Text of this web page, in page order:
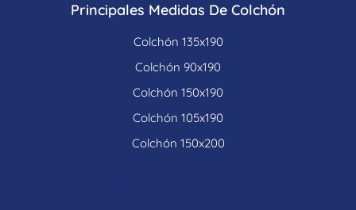
Principales Medidas De Colchón
Colchón 135x190
Colchón 90x190
Colchón 150x190
Colchón 105x190
Colchón 150x200